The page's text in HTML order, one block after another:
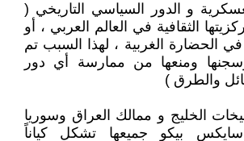
و الدور السياسي التاريخي (
الثقافية في العالم العربي ، أو
في الحضارة الغربية ، لهذا السبب تم
ومنعها من ممارسة أي دور
والطرق )
الخليج و ممالك العراق وسوريا
بيكو جميعها تشكل كياناً